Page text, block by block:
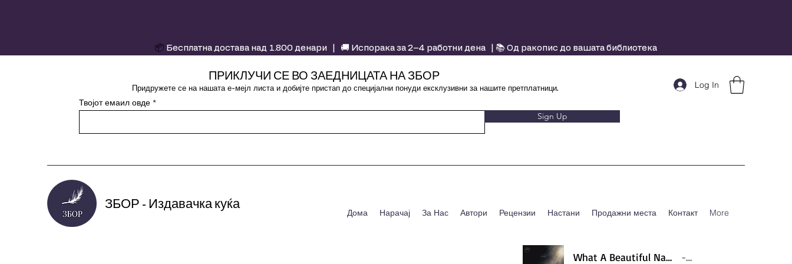
📦 Бесплатна достава над 1.800 денари | 🚚 Испорака за 2–4 работни дена | 📚 Од ракопис до вашата библиотека
Log In
ПРИКЛУЧИ СЕ ВО ЗАЕДНИЦАТА НА ЗБОР
Придружете се на нашата е-мејл листа и добијте пристап до специјални понуди ексклузивни за нашите претплатници.
Твојот емаил овде
Sign Up
ЗБОР - Издавачка куќа
Дома Нарачај За Нас Автори Рецензии Настани Продажни места Контакт More
What A Beautiful Name - Hillsong - Violin cover by Daniel Jang Artist Name